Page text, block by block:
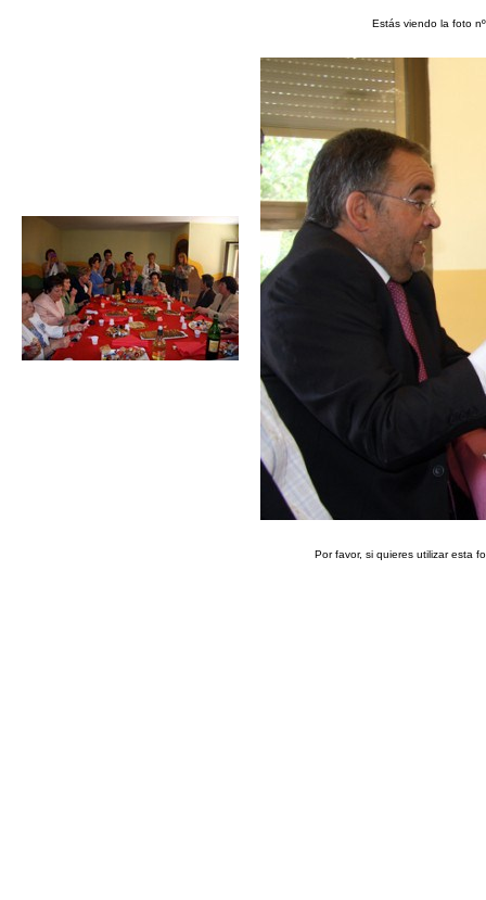
Estás viendo la foto
Por favor, si quieres utilizar esta